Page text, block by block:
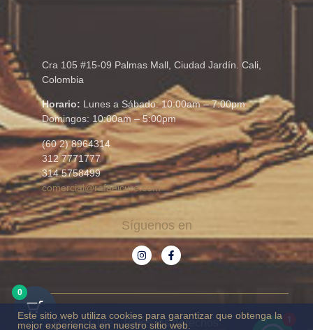
Cra 105 #15-09 Palmas Mall, Ciudad Jardín. Cali,
Colombia
Horario: Lunes a Sábado: 10:00am – 7:00pm
Domingos: 10:00am – 5:00pm
(60 2) 8964314
312 7771777
314 5758499
comercial@rafaelcure.com
Síguenos en
© Rafael Cure - Todos los derechos
0
1
Este sitio web utiliza cookies para garantizar que obtenga la
mejor experiencia en nuestro sitio web.